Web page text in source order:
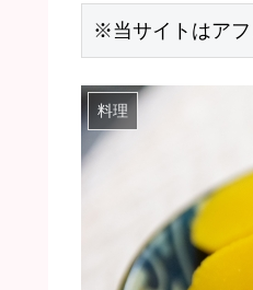
※当サイトはア
料理